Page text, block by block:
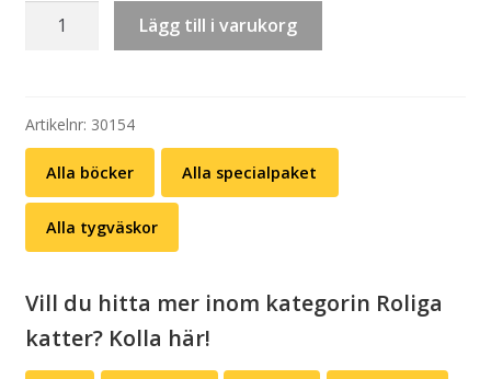
Specialpaket:
bok
+
valfri
tygväska
mängd
Lägg till i varukorg
Artikelnr: 30154
Alla böcker Alla specialpaket
Alla tygväskor
Vill du hitta mer inom kategorin Roliga
katter? Kolla här!